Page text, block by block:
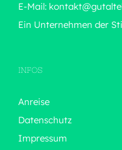
E-Mail:
Ein Unternehmen der
INFOS
Anreise
Datenschutz
Impressum